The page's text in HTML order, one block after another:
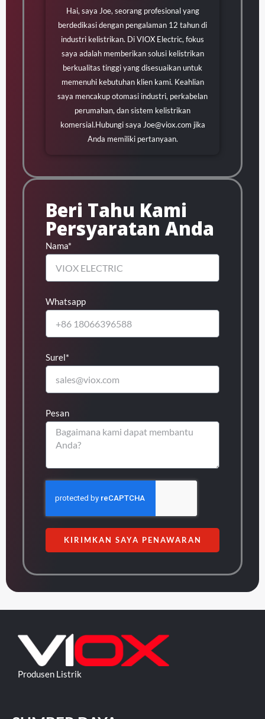
Hai, saya Joe, seorang profesional yang
berdedikasi dengan pengalaman 12 tahun di
industri kelistrikan. Di VIOX Electric, fokus
saya adalah memberikan solusi kelistrikan
berkualitas tinggi yang disesuaikan untuk
memenuhi kebutuhan klien kami. Keahlian
saya mencakup otomasi industri, perkabelan
perumahan, dan sistem kelistrikan
komersial.Hubungi saya Joe@viox.com jika
Anda memiliki pertanyaan.
Beri Tahu Kami
Persyaratan Anda
Nama*
Whatsapp
Surel*
Pesan
KIRIMKAN SAYA PENAWARAN
Produsen Listrik